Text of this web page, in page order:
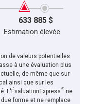
à nos conditions d'utilisation et
avec vous.
633 885 $
Estimation élevée
de valeurs potentielles
à une évaluation plus
de même que sur
ainsi que sur les
L'ÉvaluationExpressMC ne
forme et ne remplace